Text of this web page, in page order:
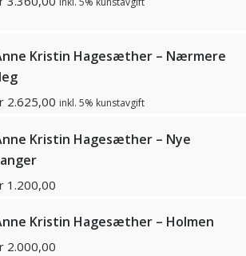
Kristin Hagesæther – Nærmere
2.625,00 inkl. 5% kunstavgift
Kristin Hagesæther – Nye
1.200,00
Kristin Hagesæther – Holmen
2.000,00